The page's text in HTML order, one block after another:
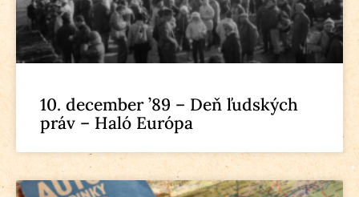
10. december ’89 – Deň ľudských
práv – Haló Európa